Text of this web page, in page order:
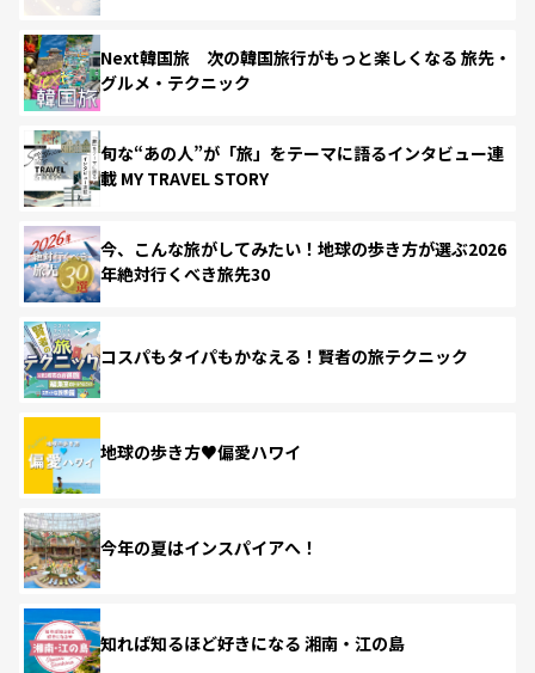
Next韓国旅 次の韓国旅行がもっと楽しくなる 旅先・
グルメ・テクニック
旬な“あの人”が「旅」をテーマに語るインタビュー連
載 MY TRAVEL STORY
今、こんな旅がしてみたい！地球の歩き方が選ぶ2026
年絶対行くべき旅先30
コスパもタイパもかなえる！賢者の旅テクニック
地球の歩き方♥偏愛ハワイ
今年の夏はインスパイアへ！
知れば知るほど好きになる 湘南・江の島